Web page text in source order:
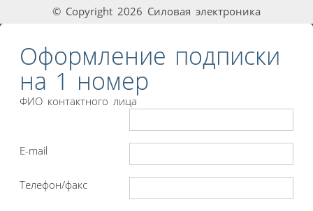
© Copyright 2026 Силовая электроника
Оформление подписки
на 1 номер
ФИО контактного лица
E-mail
Телефон/факс